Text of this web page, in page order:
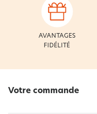
AVANTAGES
FIDÉLITÉ
Votre commande